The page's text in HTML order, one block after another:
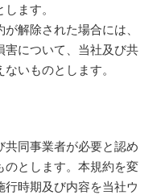
ます。
解除された場合には、
害について、当社及び共
いものとします。
同事業者が必要と認め
のとします。本規約を変
時期及び内容を当社ウ